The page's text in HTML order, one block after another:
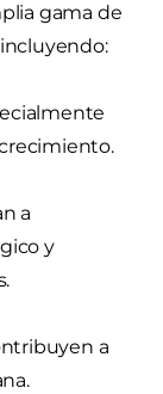
gama de
a
y
a